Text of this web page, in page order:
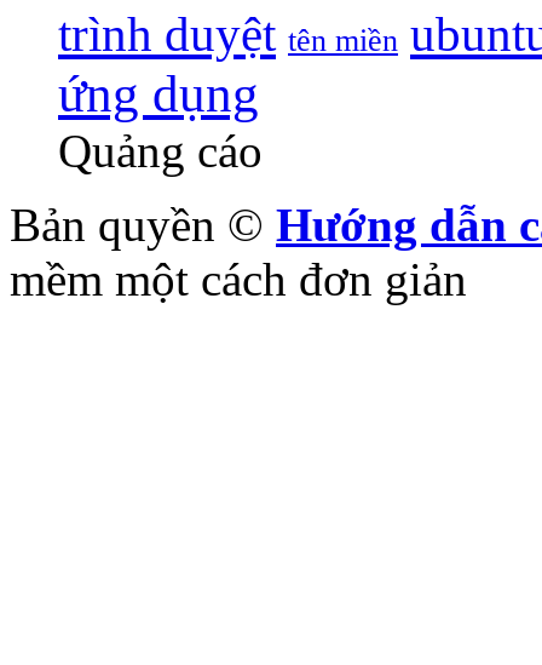
trình duyệt tên miền
ứng dụng
Quảng cáo
Bản quyền © Hướng dẫn
mềm một cách đơn giản